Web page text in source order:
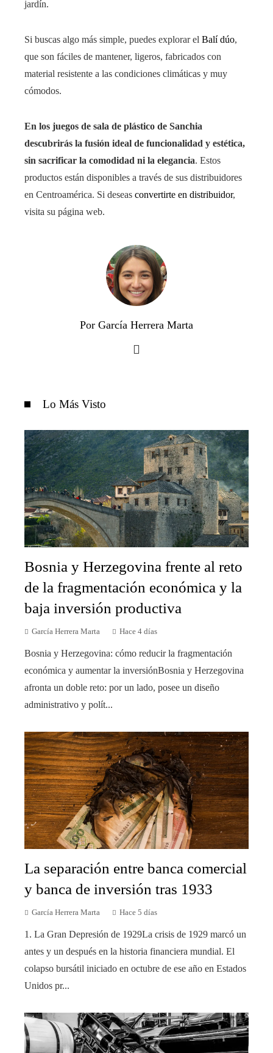
jardín.
Si buscas algo más simple, puedes explorar el Balí dúo,
que son fáciles de mantener, ligeros, fabricados con
material resistente a las condiciones climáticas y muy
cómodos.
En los juegos de sala de plástico de Sanchia
descubrirás la fusión ideal de funcionalidad y estética,
sin sacrificar la comodidad ni la elegancia. Estos
productos están disponibles a través de sus distribuidores
en Centroamérica. Si deseas convertirte en distribuidor,
visita su página web.
Por García Herrera Marta
Lo Más Visto
Bosnia y Herzegovina frente al reto
de la fragmentación económica y la
baja inversión productiva
García Herrera Marta Hace 4 días
Bosnia y Herzegovina: cómo reducir la fragmentación
económica y aumentar la inversiónBosnia y Herzegovina
afronta un doble reto: por un lado, posee un diseño
administrativo y polít...
La separación entre banca comercial
y banca de inversión tras 1933
García Herrera Marta Hace 5 días
1. La Gran Depresión de 1929La crisis de 1929 marcó un
antes y un después en la historia financiera mundial. El
colapso bursátil iniciado en octubre de ese año en Estados
Unidos pr...